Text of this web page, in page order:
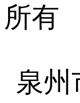
所有
泉州